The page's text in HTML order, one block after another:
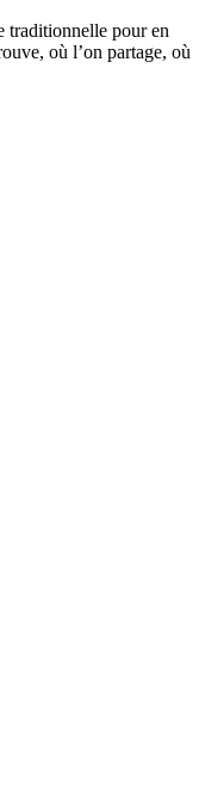
traditionnelle pour en
où l’on partage, où